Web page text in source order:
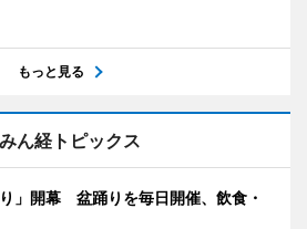
もっと見る
みん経トピックス
」開幕 盆踊りを毎日開催、飲食・